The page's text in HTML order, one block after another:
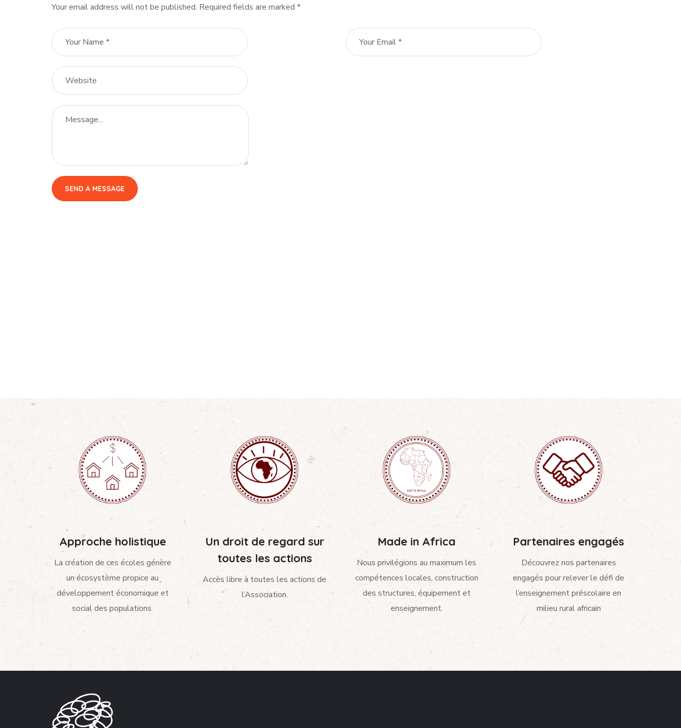
Your email address will not be published. Required fields are marked *
Approche holistique
La création de ces écoles génère
un écosystème propice au
développement économique et
social des populations.
Un droit de regard sur
toutes les actions
Accès libre à toutes les actions de
l’Association.
Made in Africa
Nous privilégions au maximum les
compétences locales, construction
des structures, équipement et
enseignement.
Partenaires engagés
Découvrez nos partenaires
engagés pour relever le défi de
l’enseignement préscolaire en
milieu rural africain